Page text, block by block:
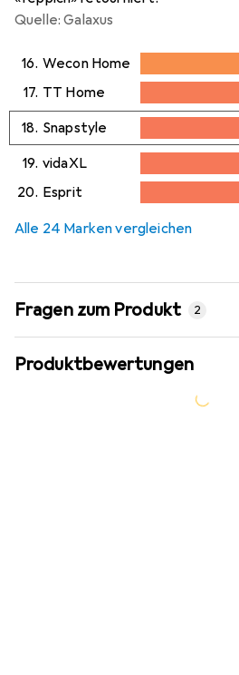
Quelle: Galaxus
16. Wecon Home
17. TT Home
18. Snapstyle
7,4%
19. vidaXL
8,4%
20. Esprit
Alle 24 Marken vergleichen
Fragen zum Produkt 2
Produktbewertungen